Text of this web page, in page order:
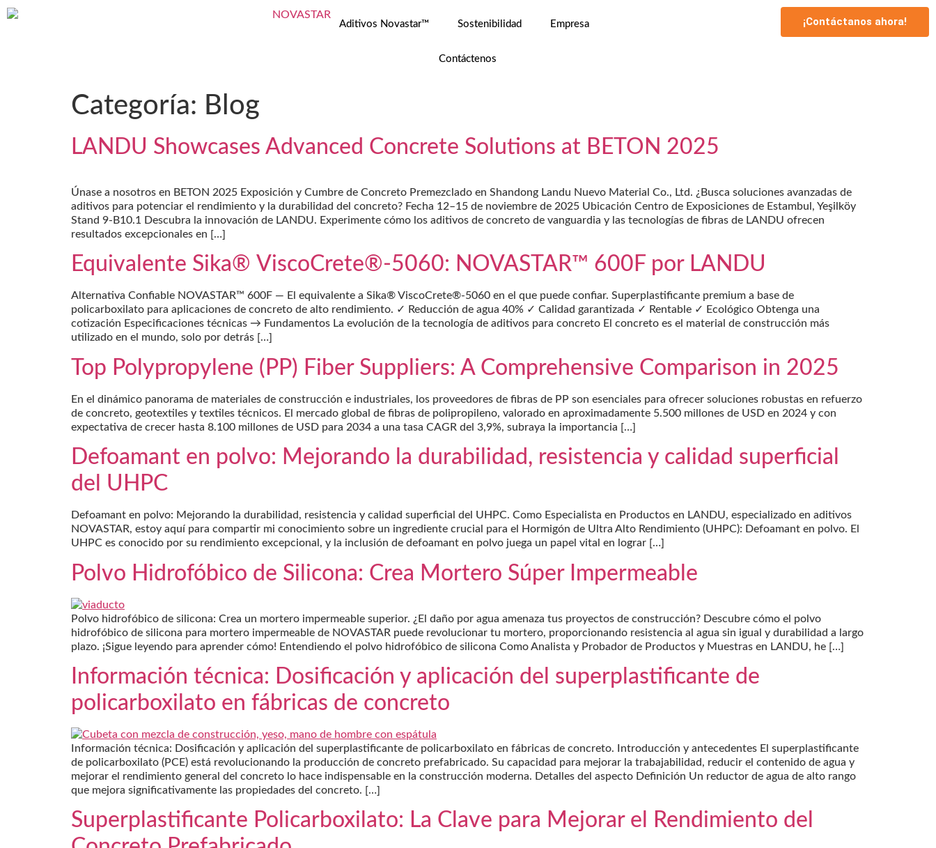
Aditivos Novastar™ Sostenibilidad Empresa
Contáctenos
¡Contáctanos ahora!
Categoría: Blog
LANDU Showcases Advanced Concrete Solutions at BETON 2025
Únase a nosotros en BETON 2025 Exposición y Cumbre de Concreto Premezclado en Shandong Landu Nuevo Material Co., Ltd. ¿Busca soluciones avanzadas de
aditivos para potenciar el rendimiento y la durabilidad del concreto? Fecha 12–15 de noviembre de 2025 Ubicación Centro de Exposiciones de Estambul, Yeşilköy
Stand 9-B10.1 Descubra la innovación de LANDU. Experimente cómo los aditivos de concreto de vanguardia y las tecnologías de fibras de LANDU ofrecen
resultados excepcionales en […]
Equivalente Sika® ViscoCrete®‑5060: NOVASTAR™ 600F por LANDU
Alternativa Confiable NOVASTAR™ 600F — El equivalente a Sika® ViscoCrete®-5060 en el que puede confiar. Superplastificante premium a base de
policarboxilato para aplicaciones de concreto de alto rendimiento. ✓ Reducción de agua 40% ✓ Calidad garantizada ✓ Rentable ✓ Ecológico Obtenga una
cotización Especificaciones técnicas → Fundamentos La evolución de la tecnología de aditivos para concreto El concreto es el material de construcción más
utilizado en el mundo, solo por detrás […]
Top Polypropylene (PP) Fiber Suppliers: A Comprehensive Comparison in 2025
En el dinámico panorama de materiales de construcción e industriales, los proveedores de fibras de PP son esenciales para ofrecer soluciones robustas en refuerzo
de concreto, geotextiles y textiles técnicos. El mercado global de fibras de polipropileno, valorado en aproximadamente 5.500 millones de USD en 2024 y con
expectativa de crecer hasta 8.100 millones de USD para 2034 a una tasa CAGR del 3,9%, subraya la importancia […]
Defoamant en polvo: Mejorando la durabilidad, resistencia y calidad superficial
del UHPC
Defoamant en polvo: Mejorando la durabilidad, resistencia y calidad superficial del UHPC. Como Especialista en Productos en LANDU, especializado en aditivos
NOVASTAR, estoy aquí para compartir mi conocimiento sobre un ingrediente crucial para el Hormigón de Ultra Alto Rendimiento (UHPC): Defoamant en polvo. El
UHPC es conocido por su rendimiento excepcional, y la inclusión de defoamant en polvo juega un papel vital en lograr […]
Polvo Hidrofóbico de Silicona: Crea Mortero Súper Impermeable
Polvo hidrofóbico de silicona: Crea un mortero impermeable superior. ¿El daño por agua amenaza tus proyectos de construcción? Descubre cómo el polvo
hidrofóbico de silicona para mortero impermeable de NOVASTAR puede revolucionar tu mortero, proporcionando resistencia al agua sin igual y durabilidad a largo
plazo. ¡Sigue leyendo para aprender cómo! Entendiendo el polvo hidrofóbico de silicona Como Analista y Probador de Productos y Muestras en LANDU, he […]
Información técnica: Dosificación y aplicación del superplastificante de
policarboxilato en fábricas de concreto
Información técnica: Dosificación y aplicación del superplastificante de policarboxilato en fábricas de concreto. Introducción y antecedentes El superplastificante
de policarboxilato (PCE) está revolucionando la producción de concreto prefabricado. Su capacidad para mejorar la trabajabilidad, reducir el contenido de agua y
mejorar el rendimiento general del concreto lo hace indispensable en la construcción moderna. Detalles del aspecto Definición Un reductor de agua de alto rango
que mejora significativamente las propiedades del concreto. […]
Superplastificante Policarboxilato: La Clave para Mejorar el Rendimiento del